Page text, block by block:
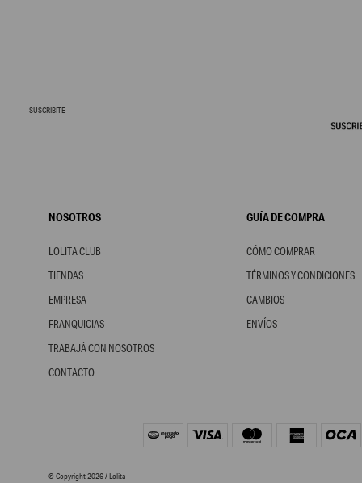
SUSCRIBITE
NOSOTROS
LOLITA CLUB
TIENDAS
EMPRESA
FRANQUICIAS
TRABAJÁ CON NOSOTROS
CONTACTO
GUÍA DE COMPRA
CÓMO COMPRAR
TÉRMINOS Y CONDICIONES
CAMBIOS
ENVÍOS
© Copyright 2026 / Lolita